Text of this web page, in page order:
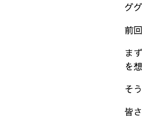
グ
前
ま
を
そ
皆